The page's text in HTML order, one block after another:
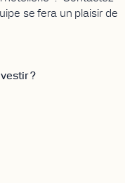
se fera un plaisir de
?